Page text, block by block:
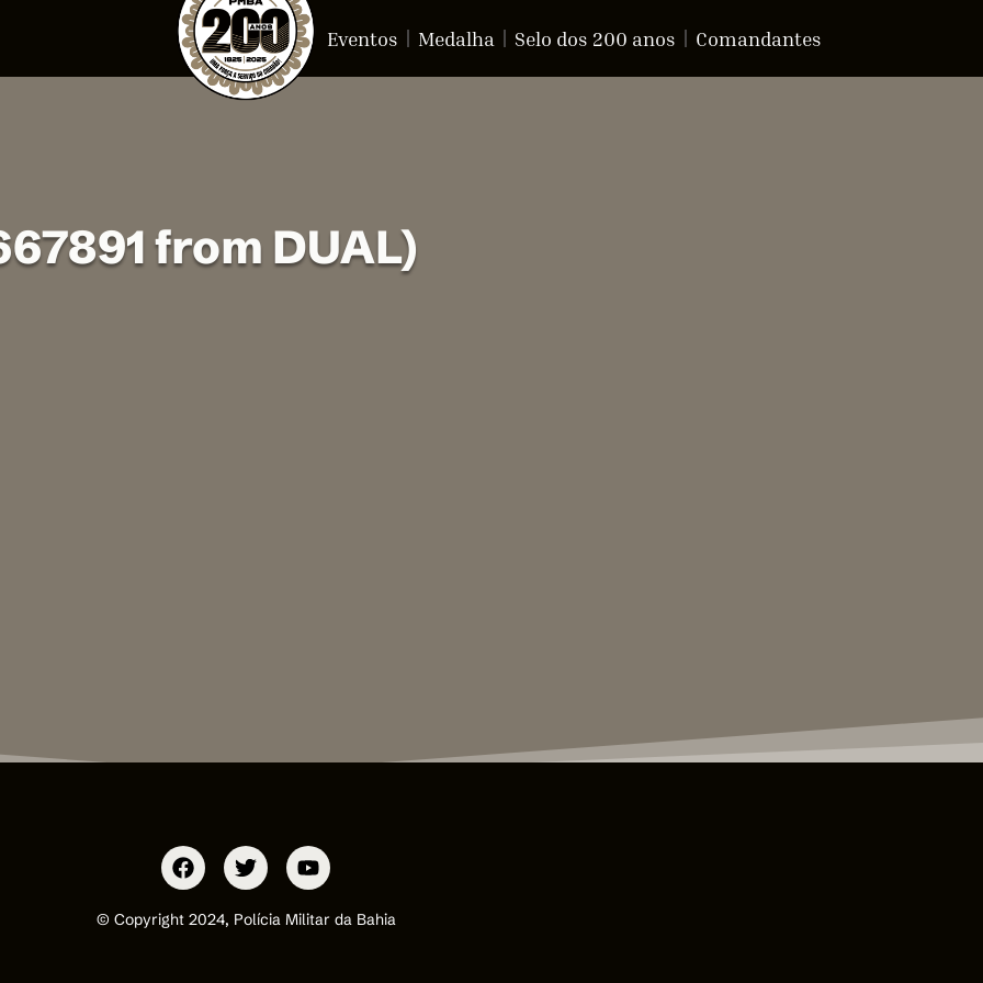
Eventos Medalha Selo dos 200 anos Comandantes
from DUAL)
© Copyright 2024, Polícia Militar da Bahia